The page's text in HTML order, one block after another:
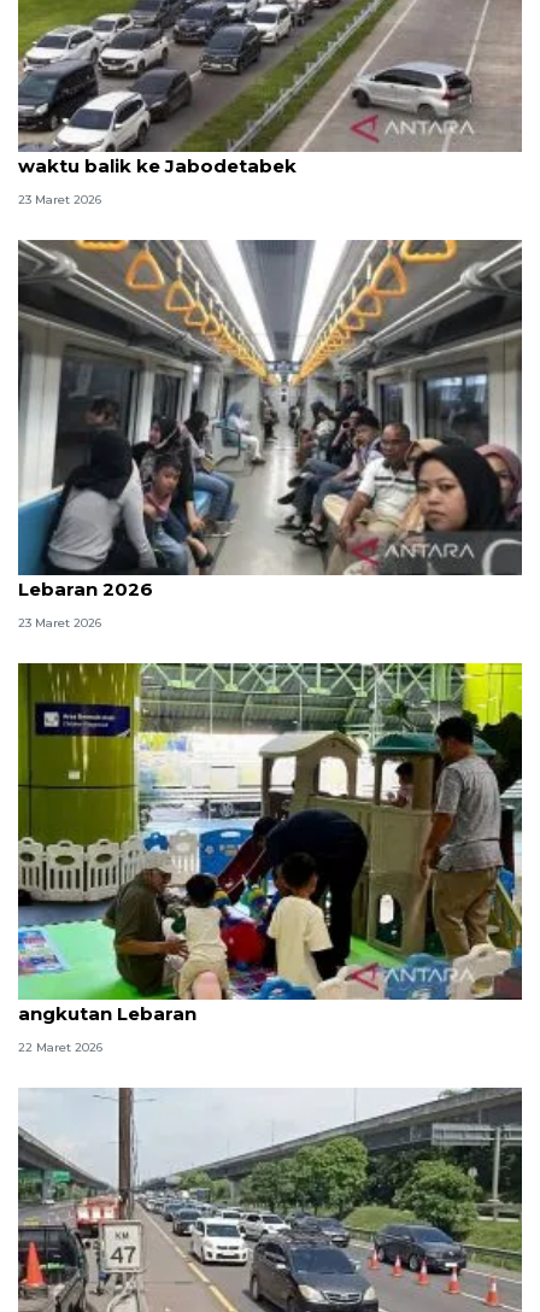
Kemenhub minta pemudik maksimalkan WFA atur
waktu balik ke Jabodetabek
23 Maret 2026
113.630 penumpang LRT Sumsel terlayani pada H+1
Lebaran 2026
23 Maret 2026
KAI pastikan waktu tunggu nyaman dalam periode
angkutan Lebaran
22 Maret 2026